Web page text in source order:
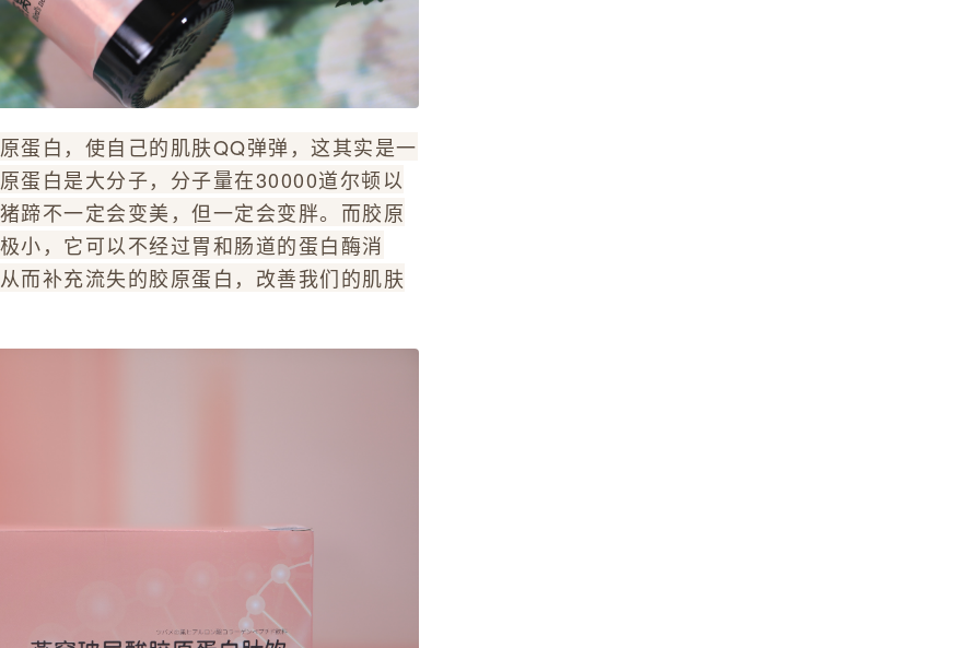
蛋白，使自己的肌肤QQ弹弹，这其实是一
蛋白是大分子，分子量在30000道尔顿以
蹄不一定会变美，但一定会变胖。而胶原
小，它可以不经过胃和肠道的蛋白酶消
而补充流失的胶原蛋白，改善我们的肌肤